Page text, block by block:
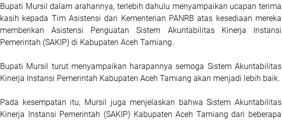
Bupati Mursil dalam arahannya, terlebih dahulu menyampaikan ucapan terima
kasih kepada Tim Asistensi dari Kementerian PANRB atas kesediaan mereka
memberikan Asistensi Penguatan Sistem Akuntabilitas Kinerja Instansi
Pemerintah (SAKIP) di Kabupaten Aceh Tamiang.
Bupati Mursil turut menyampaikan harapannya semoga Sistem Akuntabilitas
Kinerja Instansi Pemerintah Kabupaten Aceh Tamiang akan menjadi lebih baik.
Pada kesempatan itu, Mursil juga menjelaskan bahwa Sistem Akuntabilitas
Kinerja Instansi Pemerintah (SAKIP) Kabupaten Aceh Tamiang dari beberapa